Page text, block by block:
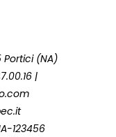
(NA)
|
123456